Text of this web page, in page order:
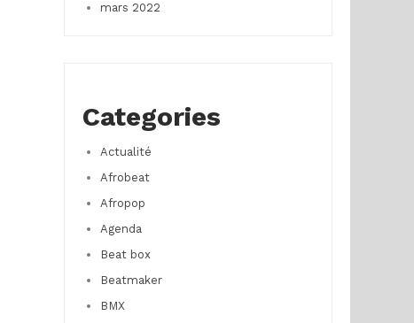
mars 2022
Categories
Actualité
Afrobeat
Afropop
Agenda
Beat box
Beatmaker
BMX